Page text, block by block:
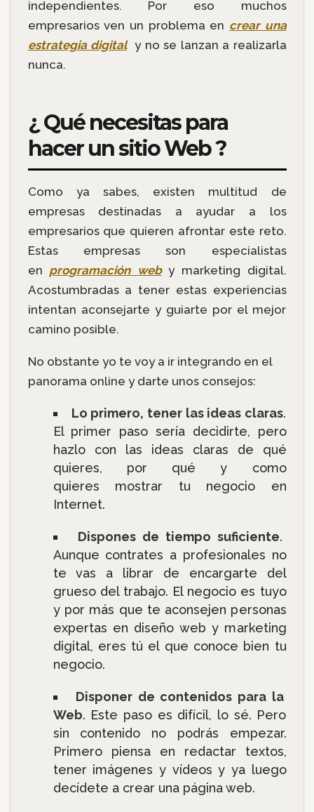
independientes. Por eso muchos
empresarios ven un problema en crear una
estrategia digitaly no se lanzan a realizarla
nunca.
¿ Qué necesitas para
hacer un sitio Web ?
Como ya sabes, existen multitud de
empresas destinadas a ayudar a los
empresarios que quieren afrontar este reto.
Estas empresas son especialistas
en programación weby marketing digital.
Acostumbradas a tener estas experiencias
intentan aconsejarte y guiarte por el mejor
camino posible.
No obstante yo te voy a ir integrando en el
panorama online y darte unos consejos:
Lo primero, tener las ideas claras.
El primer paso sería decidirte, pero
hazlo con las ideas claras de qué
quieres, por qué y como
quieres mostrar tu negocio en
Internet.
Dispones de tiempo suficiente.
Aunque contrates a profesionales no
te vas a librar de encargarte del
grueso del trabajo. El negocio es tuyo
y por más que te aconsejen personas
expertas en diseño web y marketing
digital, eres tú el que conoce bien tu
negocio.
Disponer de contenidos para la
Web. Este paso es difícil, lo sé. Pero
sin contenido no podrás empezar.
Primero piensa en redactar textos,
tener imágenes y vídeos y ya luego
decídete a crear una página web.